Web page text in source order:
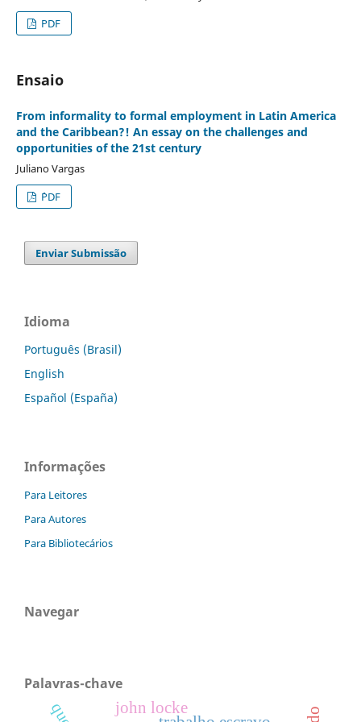
PDF
Ensaio
From informality to formal employment in Latin America
and the Caribbean?! An essay on the challenges and
opportunities of the 21st century
Juliano Vargas
´´PDF
Enviar Submissão
Idioma
Português (Brasil)
English
Español (España)
Informações
Para Leitores
Para Autores
Para Bibliotecários
Navegar
Palavras-chave
john locke